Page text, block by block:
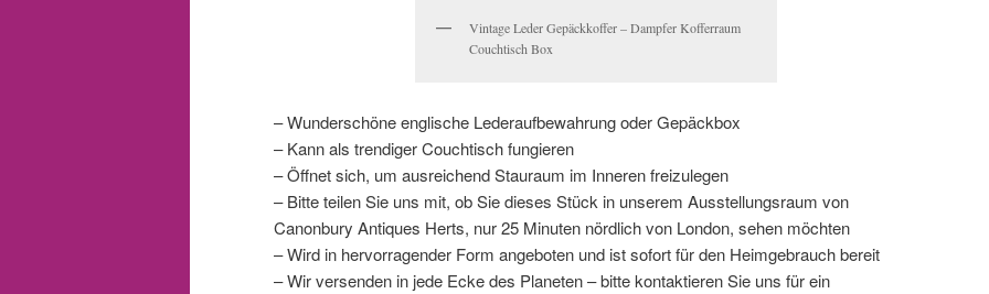
Vintage Leder Gepäckkoffer – Dampfer Kofferraum
Couchtisch Box
– Wunderschöne englische Lederaufbewahrung oder Gepäckbox
– Kann als trendiger Couchtisch fungieren
– Öffnet sich, um ausreichend Stauraum im Inneren freizulegen
– Bitte teilen Sie uns mit, ob Sie dieses Stück in unserem Ausstellungsraum von
Canonbury Antiques Herts, nur 25 Minuten nördlich von London, sehen möchten
– Wird in hervorragender Form angeboten und ist sofort für den Heimgebrauch bereit
– Wir versenden in jede Ecke des Planeten – bitte kontaktieren Sie uns für ein